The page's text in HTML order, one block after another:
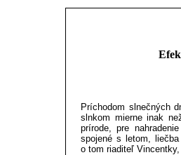
Príchodom slnečných
slnkom mierne inak
prírode, pre
spojené s letom,
o tom riaditeľ